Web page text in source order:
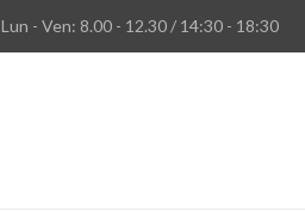
Lun - Ven: 8.00 - 12.30 / 14:30 - 18:30